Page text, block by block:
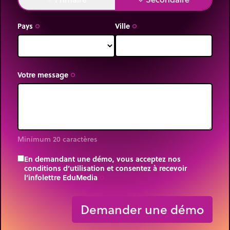
Pays trip_origin Ville trip_origin
Votre message trip_origin
Minimum 20 caractères
En demandant une démo, vous acceptez nos
conditions d’utilisation et consentez à recevoir
l’infolettre EduMedia
Demander une démo